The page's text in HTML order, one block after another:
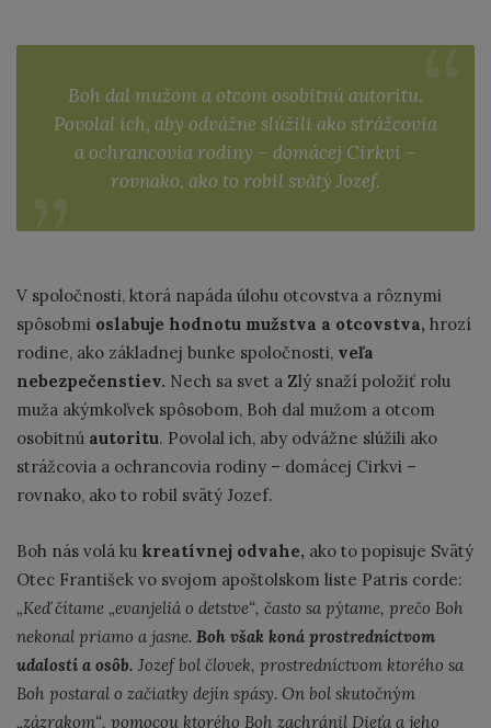
Boh dal mužom a otcom osobitnú autoritu.
Povolal ich, aby odvážne slúžili ako strážcovia
a ochrancovia rodiny – domácej Cirkvi –
rovnako, ako to robil svätý Jozef.
V spoločnosti, ktorá napáda úlohu otcovstva a rôznymi
spôsobmi oslabuje hodnotu mužstva a otcovstva, hrozí
rodine, ako základnej bunke spoločnosti, veľa
nebezpečenstiev. Nech sa svet a Zlý snaží položiť rolu
muža akýmkoľvek spôsobom, Boh dal mužom a otcom
osobitnú autoritu. Povolal ich, aby odvážne slúžili ako
strážcovia a ochrancovia rodiny – domácej Cirkvi –
rovnako, ako to robil svätý Jozef.
Boh nás volá ku kreatívnej odvahe, ako to popisuje Svätý
Otec František vo svojom apoštolskom liste Patris corde:
„Keď čítame „evanjeliá o detstve“, často sa pýtame, prečo Boh
nekonal priamo a jasne. Boh však koná prostredníctvom
udalostí a osôb. Jozef bol človek, prostredníctvom ktorého sa
Boh postaral o začiatky dejín spásy. On bol skutočným
„zázrakom“, pomocou ktorého Boh zachránil Dieťa a jeho